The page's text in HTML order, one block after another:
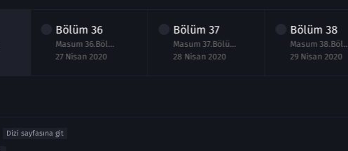
Bölüm36
Masum 36.Bölüm izle 27 Nisan 2020
27 Nisan 2020
Bölüm 37
Masum 37.Bölüm izle 28 Nisan 2020
28 Nisan 2020
Bölüm38
Masum 38.Bölüm
29 Nisan 2020
Dizi sayfasına git